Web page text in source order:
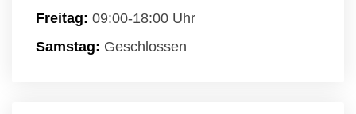
Freitag: 09:00-18:00 Uhr
Samstag: Geschlossen